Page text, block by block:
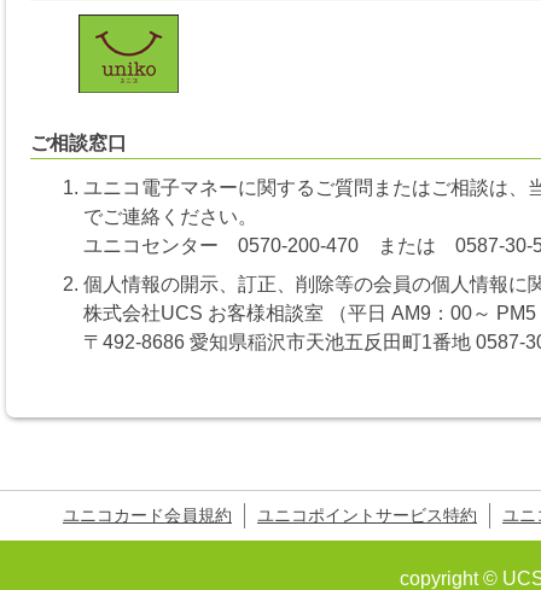
ご相談窓口
ユニコ電子マネーに関するご質問またはご相談は
でご連絡ください。
ユニコセンター 0570-200-470 または 0587-30-
個人情報の開示、訂正、削除等の会員の個人情報
株式会社UCS お客様相談室 （平日 AM9：00～ PM5
〒492-8686 愛知県稲沢市天池五反田町1番地 0587-
ユニコカード会員規約 ユニコポイントサービス特約 ユニ
copyright ©